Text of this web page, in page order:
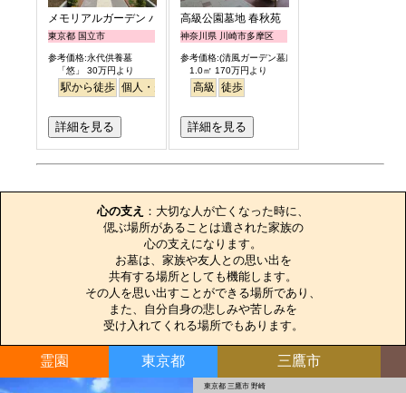
メモリアルガーデン パティオ国立
東京都 国立市
参考価格:永代供養墓
「悠」 30万円より
駅から徒歩 個人・夫婦 樹木葬 永代供養
詳細を見る
高級公園墓地 春秋苑
神奈川県 川崎市多摩区
参考価格:(清風ガーデン墓所)
1.0㎡ 170万円より
高級 徒歩
詳細を見る
心の支え ：大切な人が亡くなった時に、
偲ぶ場所があることは遺された家族の
心の支えになります。
お墓は、家族や友人との思い出を
共有する場所としても機能します。
その人を思い出すことができる場所であり、
また、自分自身の悲しみや苦しみを
受け入れてくれる場所でもあります。
霊園 東京都 三鷹市
東京都 三鷹市 野崎